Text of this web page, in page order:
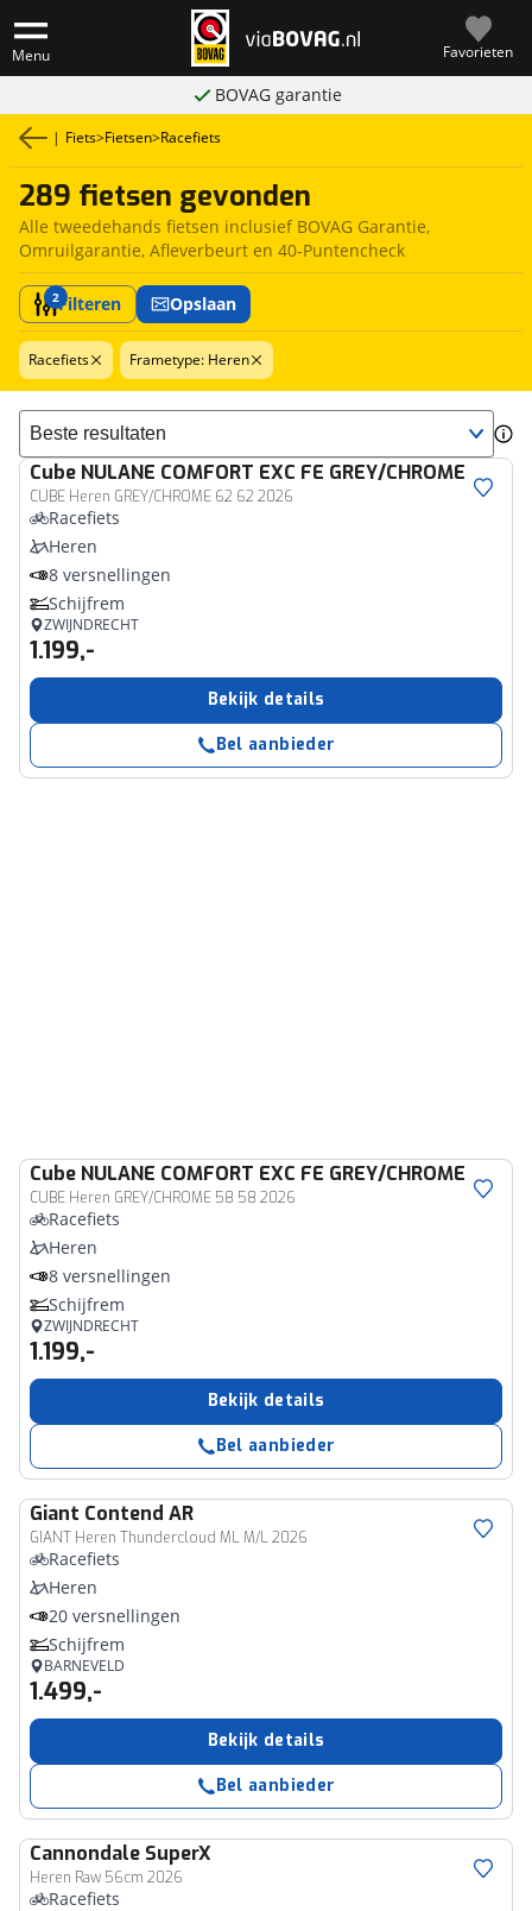
Menu Favorieten
BOVAG garantie
| Fiets>Fietsen>Racefiets
289 fietsen gevonden
Alle tweedehands fietsen inclusief BOVAG Garantie,
Omruilgarantie, Afleverbeurt en 40-Puntencheck
2Filteren Opslaan
Racefiets Frametype: Heren
Sorteer resultaten
Cube NULANE COMFORT EXC FE GREY/CHROME
CUBE Heren GREY/CHROME 62 62 2026
Racefiets
Heren
8 versnellingen
Schijfrem
ZWIJNDRECHT
1.199,-
Bekijk details
Bel aanbieder
Cube NULANE COMFORT EXC FE GREY/CHROME
CUBE Heren GREY/CHROME 58 58 2026
Racefiets
Heren
8 versnellingen
Schijfrem
ZWIJNDRECHT
1.199,-
Bekijk details
Bel aanbieder
Giant Contend AR
GIANT Heren Thundercloud ML M/L 2026
Racefiets
Heren
20 versnellingen
Schijfrem
BARNEVELD
1.499,-
Bekijk details
Bel aanbieder
Cannondale SuperX
Heren Raw 56cm 2026
Racefiets